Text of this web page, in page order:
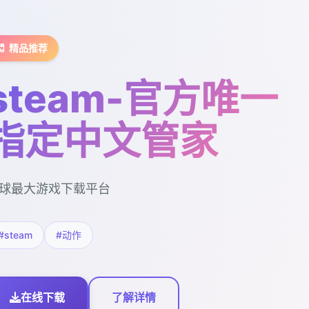
精品推荐
官方唯一
定中文管家
最大游戏下载平台
#动作
在线下载 了解详情